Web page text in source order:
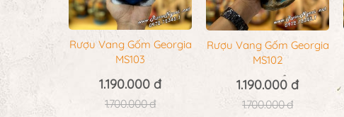
Rượu Vang Gốm Georgia
MS103
1.190.000 đ
1.700.000 đ
Rượu Vang Gốm Georgia
MS102
1.190.000 đ
1.700.000 đ